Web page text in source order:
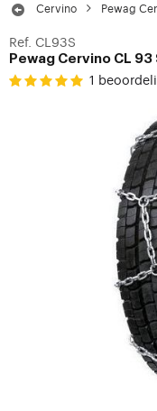
Cervino Pewag
Ref. CL93S
Pewag Cervino CL 93
1